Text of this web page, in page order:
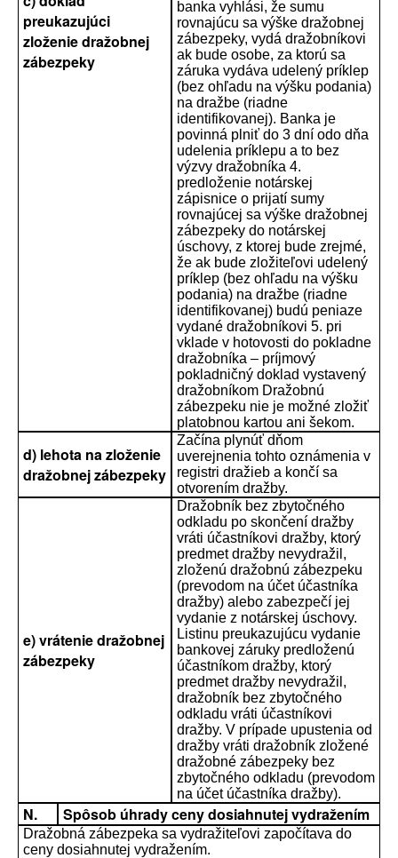
preukazujúci
zloženie dražobnej
zábezpeky
banka vyhlási, že sumu
rovnajúcu sa výške dražobnej
zábezpeky, vydá dražobníkovi
ak bude osobe, za ktorú sa
záruka vydáva udelený príklep
(bez ohľadu na výšku podania)
na dražbe (riadne
identifikovanej). Banka je
povinná plniť do 3 dní odo dňa
udelenia príklepu a to bez
výzvy dražobníka 4.
predloženie notárskej
zápisnice o prijatí sumy
rovnajúcej sa výške dražobnej
zábezpeky do notárskej
úschovy, z ktorej bude zrejmé,
že ak bude zložiteľovi udelený
príklep (bez ohľadu na výšku
podania) na dražbe (riadne
identifikovanej) budú peniaze
vydané dražobníkovi 5. pri
vklade v hotovosti do pokladne
dražobníka – príjmový
pokladničný doklad vystavený
dražobníkom Dražobnú
zábezpeku nie je možné zložiť
platobnou kartou ani šekom.
d) lehota na zloženie
dražobnej zábezpeky
Začína plynúť dňom
uverejnenia tohto oznámenia v
registri dražieb a končí sa
otvorením dražby.
e) vrátenie dražobnej
zábezpeky
Dražobník bez zbytočného
odkladu po skončení dražby
vráti účastníkovi dražby, ktorý
predmet dražby nevydražil,
zloženú dražobnú zábezpeku
(prevodom na účet účastníka
dražby) alebo zabezpečí jej
vydanie z notárskej úschovy.
Listinu preukazujúcu vydanie
bankovej záruky predloženú
účastníkom dražby, ktorý
predmet dražby nevydražil,
dražobník bez zbytočného
odkladu vráti účastníkovi
dražby. V prípade upustenia od
dražby vráti dražobník zložené
dražobné zábezpeky bez
zbytočného odkladu (prevodom
na účet účastníka dražby).
N. Spôsob úhrady ceny dosiahnutej vydražením
Dražobná zábezpeka sa vydražiteľovi započítava do
ceny dosiahnutej vydražením.